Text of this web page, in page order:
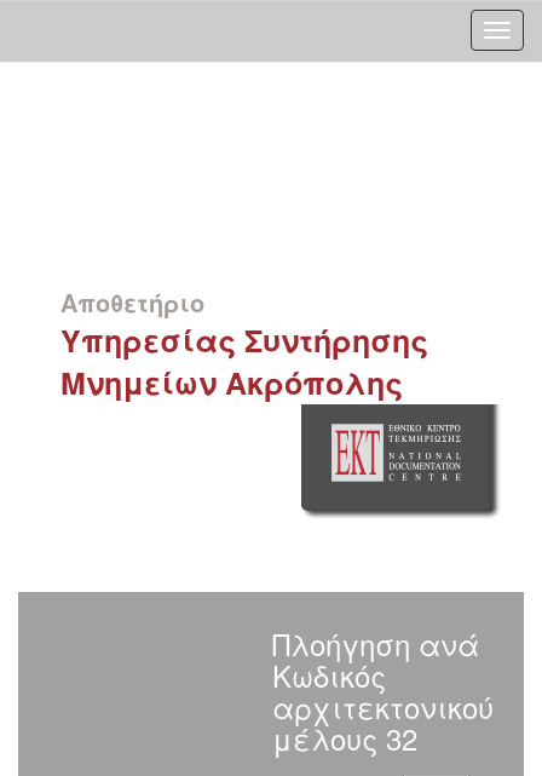
Αποθετήριο
Υπηρεσίας Συντήρησης
Μνημείων Ακρόπολης
Πλοήγηση ανά
Κωδικός
αρχιτεκτονικού
μέλους 32